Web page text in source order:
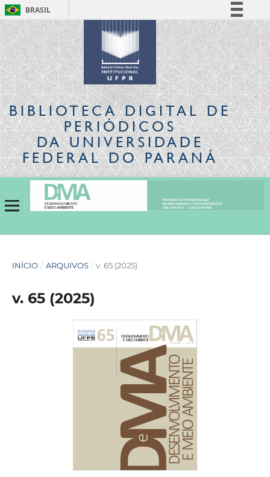
BRASIL
Simplifique!
Comunica BR
Participe
Acesso à informação
Legislação
Canais
BIBLIOTECA DIGITALDE
PERIÓDICOS
DA UNIVERSIDADE
FEDERAL DO PARANÁ
INÍCIO / ARQUIVOS / v. 65 (2025)
v. 65 (2025)